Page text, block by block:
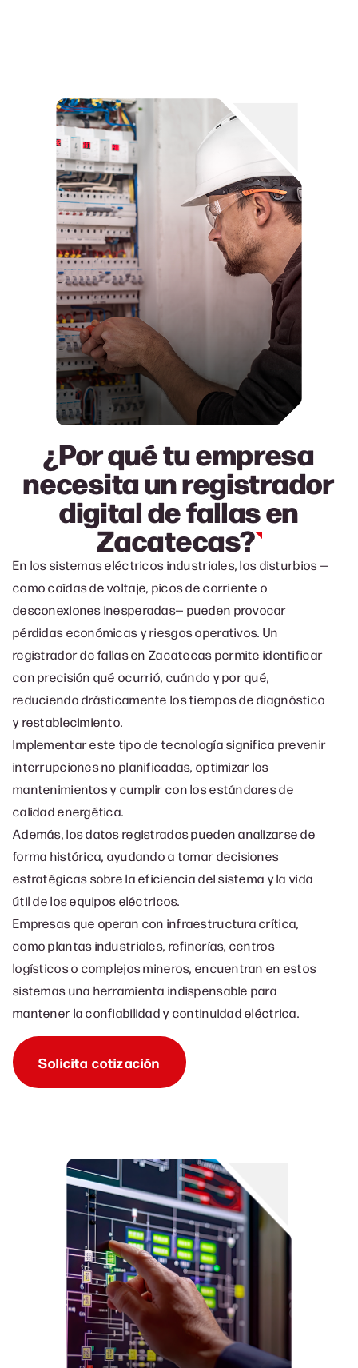
¿Por qué tu empresa
necesita un registrador
digital de fallas en
Zacatecas?
En los sistemas eléctricos industriales, los disturbios —
como caídas de voltaje, picos de corriente o
desconexiones inesperadas— pueden provocar
pérdidas económicas y riesgos operativos. Un
registrador de fallas en Zacatecas permite identificar
con precisión qué ocurrió, cuándo y por qué,
reduciendo drásticamente los tiempos de diagnóstico
y restablecimiento.
Implementar este tipo de tecnología significa prevenir
interrupciones no planificadas, optimizar los
mantenimientos y cumplir con los estándares de
calidad energética.
Además, los datos registrados pueden analizarse de
forma histórica, ayudando a tomar decisiones
estratégicas sobre la eficiencia del sistema y la vida
útil de los equipos eléctricos.
Empresas que operan con infraestructura crítica,
como plantas industriales, refinerías, centros
logísticos o complejos mineros, encuentran en estos
sistemas una herramienta indispensable para
mantener la confiabilidad y continuidad eléctrica.
Solicita cotización